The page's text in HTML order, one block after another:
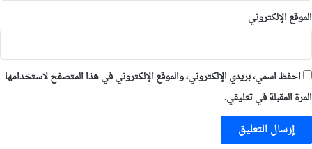
الموقع الإلكتروني
احفظ اسمي، بريدي الإلكتروني، والموقع الإلكتروني في هذا المتصفح لاستخدامها
المرة المقبلة في تعليقي.